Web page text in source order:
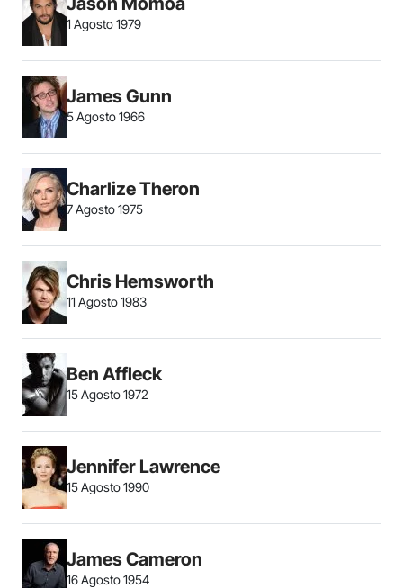
1 Agosto 1979
James Gunn
5 Agosto 1966
Charlize Theron
7 Agosto 1975
Chris Hemsworth
11 Agosto 1983
Ben Affleck
15 Agosto 1972
Jennifer Lawrence
15 Agosto 1990
James Cameron
16 Agosto 1954